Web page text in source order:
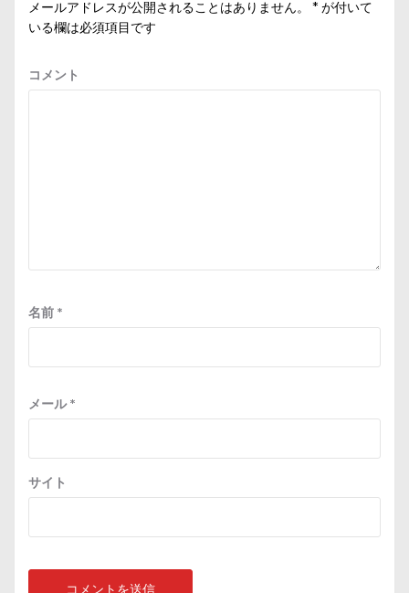
メールアドレスが公開されることはありません。 * が付いて
いる欄は必須項目です
コメント
名前 *
メール*
サイト